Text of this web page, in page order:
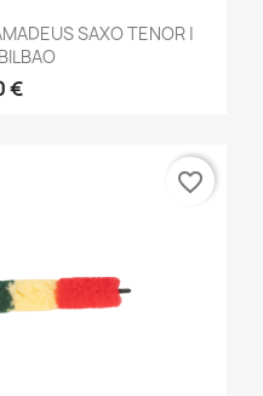
SAXO TENOR |
€
favorite_border